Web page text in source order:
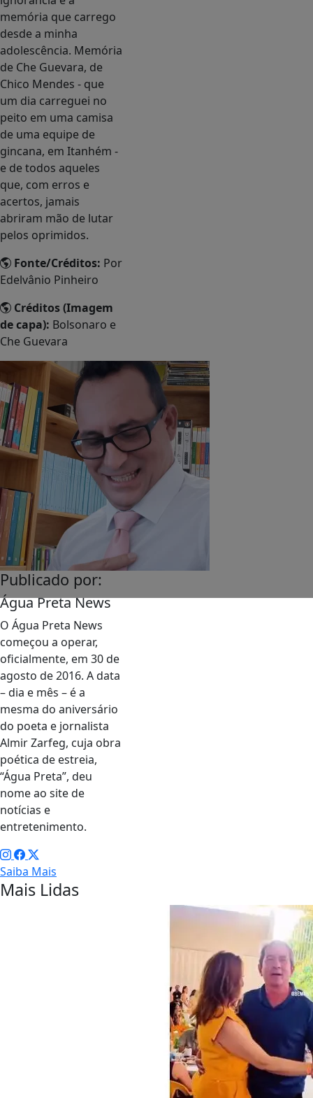
memória que carrego
desde a minha
adolescência. Memória
de Che Guevara, de
Chico Mendes - que
um dia carreguei no
peito em uma camisa
de uma equipe de
gincana, em Itanhém -
e de todos aqueles
que, com erros e
acertos, jamais
abriram mão de lutar
pelos oprimidos.
Fonte/Créditos: Por
Edelvânio Pinheiro
Créditos (Imagem
de capa): Bolsonaro e
Che Guevara
Publicado por:
Água Preta News
O Água Preta News
começou a operar,
oficialmente, em 30 de
agosto de 2016. A data
– dia e mês – é a
mesma do aniversário
do poeta e jornalista
Almir Zarfeg, cuja obra
poética de estreia,
“Água Preta”, deu
nome ao site de
notícias e
entretenimento.
Saiba Mais
Mais Lidas